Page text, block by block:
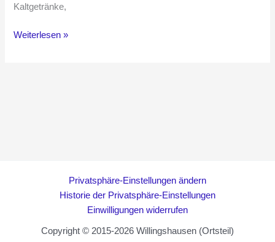
Kaltgetränke,
Fußballturnier
Weiterlesen »
Privatsphäre-Einstellungen ändern
Historie der Privatsphäre-Einstellungen
Einwilligungen widerrufen
Copyright © 2015-2026 Willingshausen (Ortsteil)